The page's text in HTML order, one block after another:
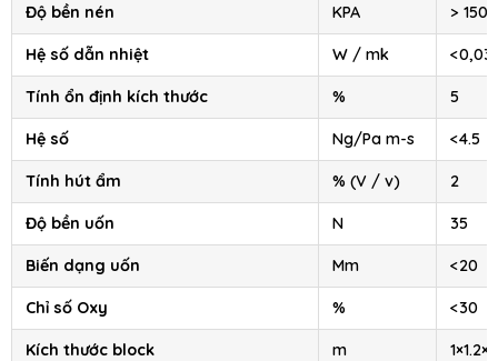
Độ bền nén KPA > 150
Hệ số dẫn nhiệt W / mk
Tính ổn định kích thước % 5
Hệ số Ng/Pa m-s <4.5
Tính hút ẩm % (V / v) 2
Độ bền uốn N 35
Biến dạng uốn Mm <20
Chỉ số Oxy % <30
Kích thước block m